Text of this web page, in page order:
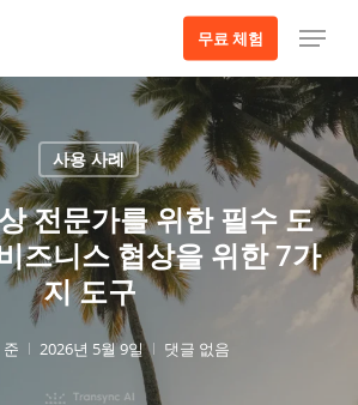
무료 체험 메뉴
사용 사례
전문가를 위한 필수 도
즈니스 협상을 위한 7가
지 도구
준 2026년 5월 9일 댓글 없음